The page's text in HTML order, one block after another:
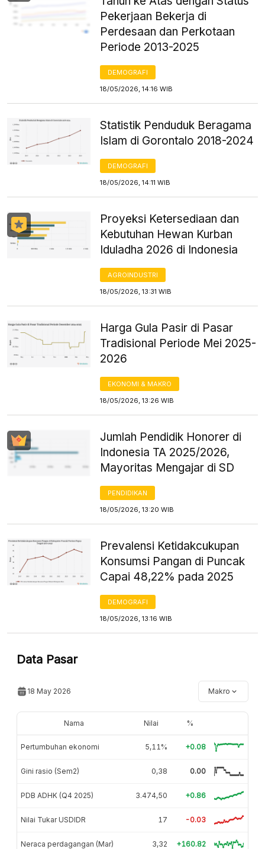
Pekerjaan Bekerja di
Perdesaan dan Perkotaan
Periode 2013-2025
DEMOGRAFI
18/05/2026, 14:16 WIB
Statistik Penduduk Beragama
Islam di Gorontalo 2018-2024
DEMOGRAFI
18/05/2026, 14:11 WIB
Proyeksi Ketersediaan dan
Kebutuhan Hewan Kurban
Iduladha 2026 di Indonesia
AGROINDUSTRI
18/05/2026, 13:31 WIB
Harga Gula Pasir di Pasar
Tradisional Periode Mei 2025-
2026
EKONOMI & MAKRO
18/05/2026, 13:26 WIB
Jumlah Pendidik Honorer di
Indonesia TA 2025/2026,
Mayoritas Mengajar di SD
PENDIDIKAN
18/05/2026, 13:20 WIB
Prevalensi Ketidakcukupan
Konsumsi Pangan di Puncak
Capai 48,22% pada 2025
DEMOGRAFI
18/05/2026, 13:16 WIB
Data Pasar
18 May 2026 Makro
Nama Nilai %
Pertumbuhan ekonomi 5,11% +0.08
Gini rasio (Sem2) 0,38 0.00
PDB ADHK (Q4 2025) 3.474,50 +0.86
Nilai Tukar USDIDR 17 -0.03
Neraca perdagangan (Mar) 3,32 +160.82